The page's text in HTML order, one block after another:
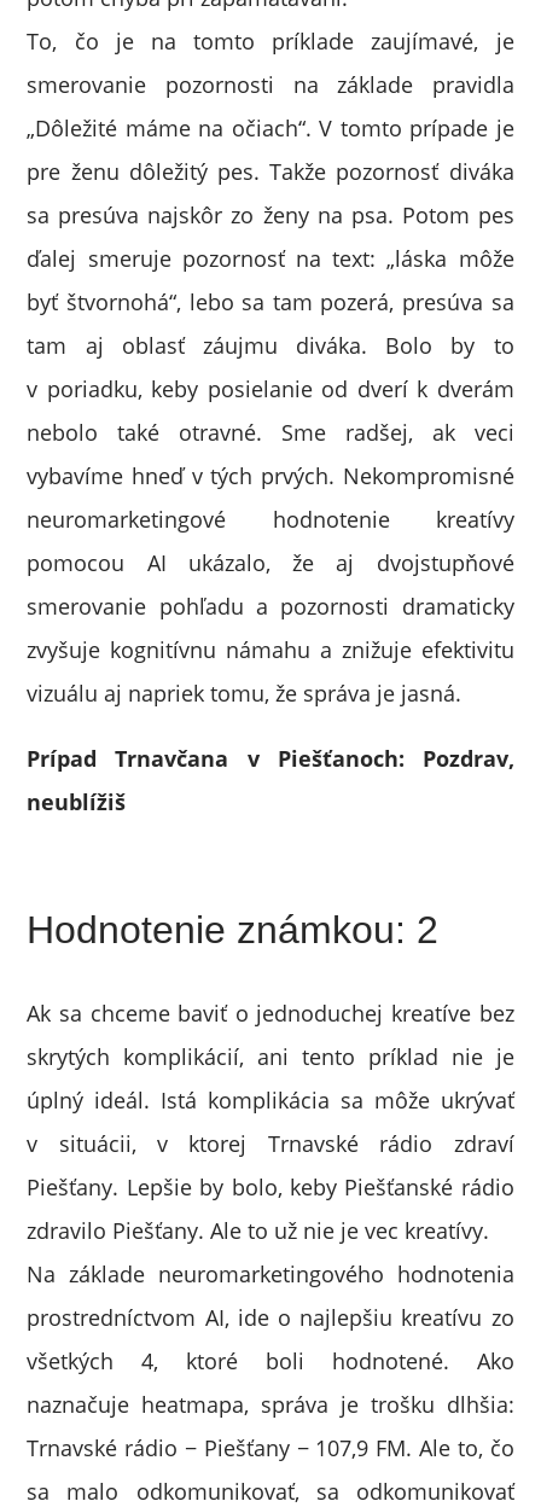
To, čo je na tomto príklade zaujímavé, je
smerovanie pozornosti na základe pravidla
„Dôležité máme na očiach“. V tomto prípade je
pre ženu dôležitý pes. Takže pozornosť diváka
sa presúva najskôr zo ženy na psa. Potom pes
ďalej smeruje pozornosť na text: „láska môže
byť štvornohá“, lebo sa tam pozerá, presúva sa
tam aj oblasť záujmu diváka. Bolo by to
v poriadku, keby posielanie od dverí k dverám
nebolo také otravné. Sme radšej, ak veci
vybavíme hneď v tých prvých. Nekompromisné
neuromarketingové hodnotenie kreatívy
pomocou AI ukázalo, že aj dvojstupňové
smerovanie pohľadu a pozornosti dramaticky
zvyšuje kognitívnu námahu a znižuje efektivitu
vizuálu aj napriek tomu, že správa je jasná.
Prípad Trnavčana v Piešťanoch: Pozdrav,
neublížiš
Hodnotenie známkou: 2
Ak sa chceme baviť o jednoduchej kreatíve bez
skrytých komplikácií, ani tento príklad nie je
úplný ideál. Istá komplikácia sa môže ukrývať
v situácii, v ktorej Trnavské rádio zdraví
Piešťany. Lepšie by bolo, keby Piešťanské rádio
zdravilo Piešťany. Ale to už nie je vec kreatívy.
Na základe neuromarketingového hodnotenia
prostredníctvom AI, ide o najlepšiu kreatívu zo
všetkých 4, ktoré boli hodnotené. Ako
naznačuje heatmapa, správa je trošku dlhšia:
Trnavské rádio − Piešťany − 107,9 FM. Ale to, čo
sa malo odkomunikovať, sa odkomunikovať